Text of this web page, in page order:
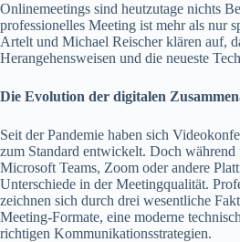
Onlinemeetings sind heutzutage nichts
professionelles Meeting ist mehr als nur
Artelt und Michael Reischer klären auf,
Herangehensweisen und die neueste
Die Evolution der digitalen
Seit der Pandemie haben sich
zum Standard entwickelt. Doch während
Microsoft Teams, Zoom oder andere
Unterschiede in der Meetingqualität.
zeichnen sich durch drei wesentliche
Meeting-Formate, eine moderne
richtigen Kommunikationsstrategien.